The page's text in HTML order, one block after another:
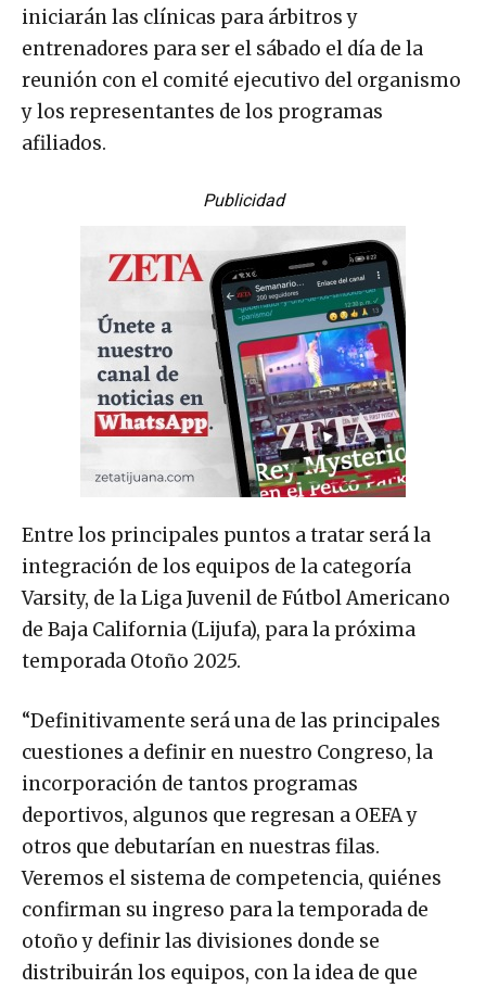
iniciarán las clínicas para árbitros y
entrenadores para ser el sábado el día de la
reunión con el comité ejecutivo del organismo
y los representantes de los programas
afiliados.
Publicidad
Entre los principales puntos a tratar será la
integración de los equipos de la categoría
Varsity, de la Liga Juvenil de Fútbol Americano
de Baja California (Lijufa), para la próxima
temporada Otoño 2025.
“Definitivamente será una de las principales
cuestiones a definir en nuestro Congreso, la
incorporación de tantos programas
deportivos, algunos que regresan a OEFA y
otros que debutarían en nuestras filas.
Veremos el sistema de competencia, quiénes
confirman su ingreso para la temporada de
otoño y definir las divisiones donde se
distribuirán los equipos, con la idea de que